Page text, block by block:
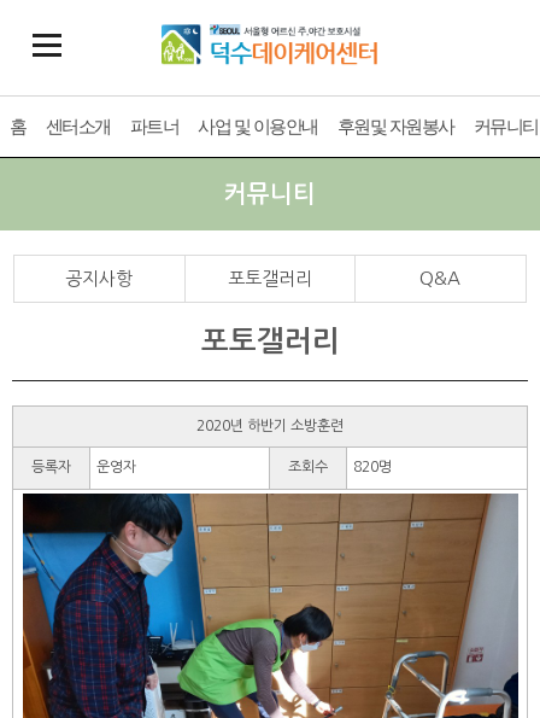
홈 센터소개 파트너 사업 및 이용안내 후원및 자원봉사 커뮤니티
커뮤니티
공지사항 포토갤러리 Q&A
포토갤러리
2020년 하반기 소방훈련
등록자 운영자 조회수 820명